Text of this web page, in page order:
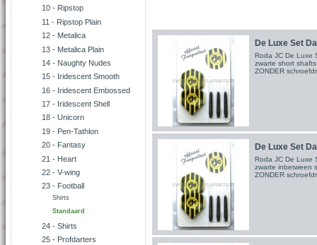
10 - Ripstop
11 - Ripstop Plain
12 - Metalica
13 - Metalica Plain
14 - Naughty Nudes
15 - Iridescent Smooth
16 - Iridescent Embossed
17 - Iridescent Shell
18 - Unicorn
19 - Pen-Tathlon
20 - Fantasy
21 - Heart
22 - V-wing
23 - Football
Shirts
Standaard
24 - Shirts
25 - Profdarters
De Luxe Set
Roda JC De Luxe
zwarte short
ZONDER
De Luxe Set
Roda JC De Luxe
zwarte inbetween
ZONDER